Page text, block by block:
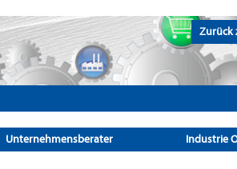
Zurück
Unternehmensberater Industrie